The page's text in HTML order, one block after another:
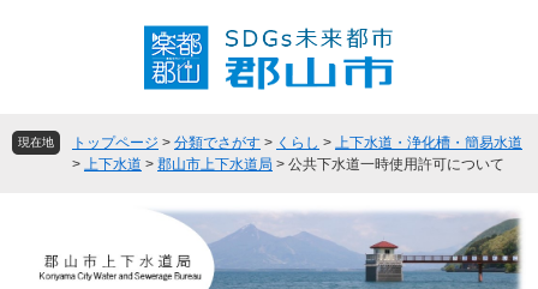
頭
飛現在地 トップページ > 分類でさがす > くらし > 上下水道・浄化槽・簡易水道
> 上下水道 > 郡山市上下水道局 > 公共下水道一時使用許可について